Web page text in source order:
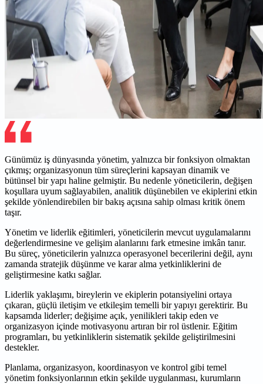
Günümüz iş dünyasında yönetim, yalnızca bir fonksiyon olmaktan
çıkmış; organizasyonun tüm süreçlerini kapsayan dinamik ve
bütünsel bir yapı haline gelmiştir. Bu nedenle yöneticilerin, değişen
koşullara uyum sağlayabilen, analitik düşünebilen ve ekiplerini etkin
şekilde yönlendirebilen bir bakış açısına sahip olması kritik önem
taşır.
Yönetim ve liderlik eğitimleri, yöneticilerin mevcut uygulamalarını
değerlendirmesine ve gelişim alanlarını fark etmesine imkân tanır.
Bu süreç, yöneticilerin yalnızca operasyonel becerilerini değil, aynı
zamanda stratejik düşünme ve karar alma yetkinliklerini de
geliştirmesine katkı sağlar.
Liderlik yaklaşımı, bireylerin ve ekiplerin potansiyelini ortaya
çıkaran, güçlü iletişim ve etkileşim temelli bir yapıyı gerektirir. Bu
kapsamda liderler; değişime açık, yenilikleri takip eden ve
organizasyon içinde motivasyonu artıran bir rol üstlenir. Eğitim
programları, bu yetkinliklerin sistematik şekilde geliştirilmesini
destekler.
Planlama, organizasyon, koordinasyon ve kontrol gibi temel
yönetim fonksiyonlarının etkin şekilde uygulanması, kurumların